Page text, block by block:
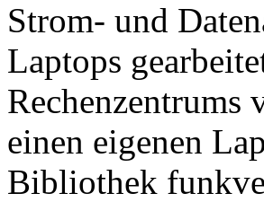
Strom- und
Laptops
Rechenzentrums
einen eigenen
Bibliothek